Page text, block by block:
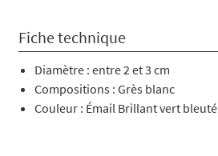
Fiche technique
Diamètre : entre 2 et 3 cm
Compositions : Grès blanc
Couleur : Émail Brillant vert bleuté